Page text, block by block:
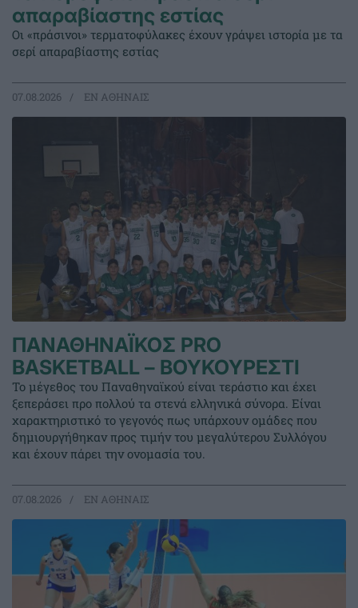
απαραβίαστης εστίας
Οι «πράσινοι» τερματοφύλακες έχουν γράψει ιστορία με τα
σερί απαραβίαστης εστίας
07.08.2026 EΝ ΑΘΗΝΑΙΣ
ΠΑΝΑΘΗΝΑΪΚΟΣ PRO
BASKETBALL – ΒΟΥΚΟΥΡΕΣΤΙ
Το μέγεθος του Παναθηναϊκού είναι τεράστιο και έχει
ξεπεράσει προ πολλού τα στενά ελληνικά σύνορα. Είναι
χαρακτηριστικό το γεγονός πως υπάρχουν ομάδες που
δημιουργήθηκαν προς τιμήν του μεγαλύτερου Συλλόγου
και έχουν πάρει την ονομασία του.
07.08.2026 EΝ ΑΘΗΝΑΙΣ